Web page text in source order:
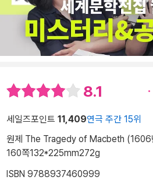
8.1
세일즈포인트 11,409연극 주간 15위
원제 The Tragedy of Macbeth (1606
160쪽132*225mm272g
ISBN 9788937460999